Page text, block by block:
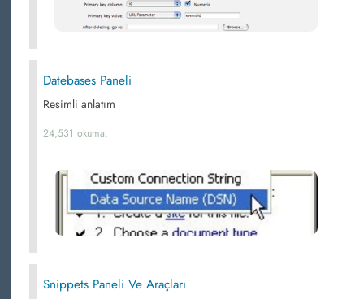
Datebases Paneli
Resimli anlatım
24,531 okuma,
Snippets Paneli Ve Araçları